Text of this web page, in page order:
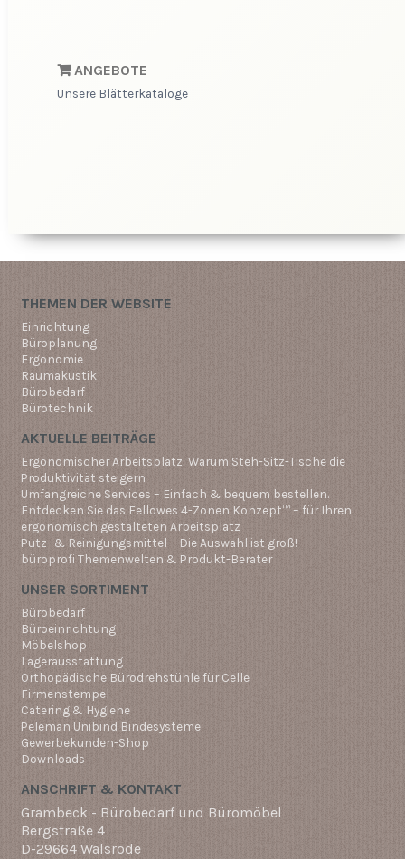
ANGEBOTE
Unsere Blätterkataloge
THEMEN DER WEBSITE
Einrichtung
Büroplanung
Ergonomie
Raumakustik
Bürobedarf
Bürotechnik
AKTUELLE BEITRÄGE
Ergonomischer Arbeitsplatz: Warum Steh-Sitz-Tische die
Produktivität steigern
Umfangreiche Services – Einfach & bequem bestellen.
Entdecken Sie das Fellowes 4-Zonen Konzept™ – für Ihren
ergonomisch gestalteten Arbeitsplatz
Putz- & Reinigungsmittel – Die Auswahl ist groß!
büroprofi Themenwelten & Produkt-Berater
UNSER SORTIMENT
Bürobedarf
Büroeinrichtung
Möbelshop
Lagerausstattung
Orthopädische Bürodrehstühle für Celle
Firmenstempel
Catering & Hygiene
Peleman Unibind Bindesysteme
Gewerbekunden-Shop
Downloads
ANSCHRIFT & KONTAKT
Grambeck - Bürobedarf und Büromöbel
Bergstraße 4
D-29664 Walsrode